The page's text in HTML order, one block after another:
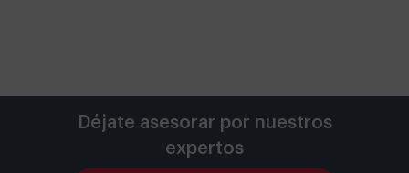
Déjate asesorar por nuestros
expertos